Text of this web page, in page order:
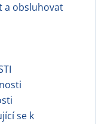
obsluhovat
se k